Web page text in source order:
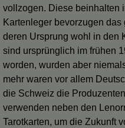
vollzogen. Diese beinhalten
Kartenleger bevorzugen
deren Ursprung wohl in den
sind ursprünglich im frühen
worden, wurden aber
mehr waren vor allem
die Schweiz die
verwenden neben den
Tarotkarten, um die Zukunft